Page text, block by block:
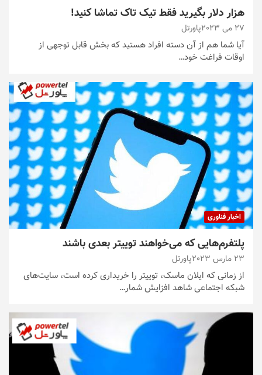
هزار دلار بگیرید فقط تیک تاک تماشا کنید!
27 می 2023 پاورتل
آیا شما هم از آن دسته افراد هستید که بخش قابل توجهی از
اوقات فراغت خود…
اخبار فناوری
پلتفرم‌هایی که می‌خواهند توییتر بعدی باشند
23 مارس 2023 پاورتل
از زمانی که ایلان ماسک، توییتر را خریداری کرده است، سایت‌های
شبکه اجتماعی شاهد افزایش شمار…